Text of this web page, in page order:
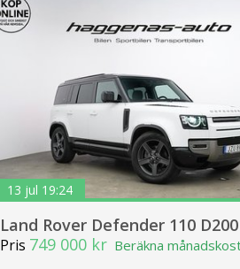
13 jul 19:24
Land Rover Defender 110
Pris 749 000 kr Beräkna